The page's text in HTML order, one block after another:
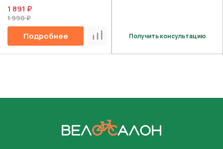
1 891 ₽
1 990 ₽
Подробнее СравнитьПолучить консультацию